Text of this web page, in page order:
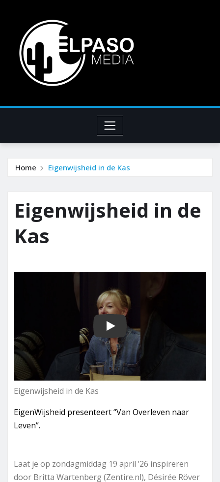
Home Eigenwijsheid in de Kas
Eigenwijsheid in de
Kas
Play
Eigenwijsheid in de Kas
EigenWijsheid presenteert “Van Overleven naar
Leven”.
Laat je op zondagmiddag 19 april ’26 inspireren
door Britta Wartenberg (Zentire.nl), Désirée Röver